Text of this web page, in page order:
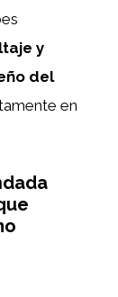
y
del
en